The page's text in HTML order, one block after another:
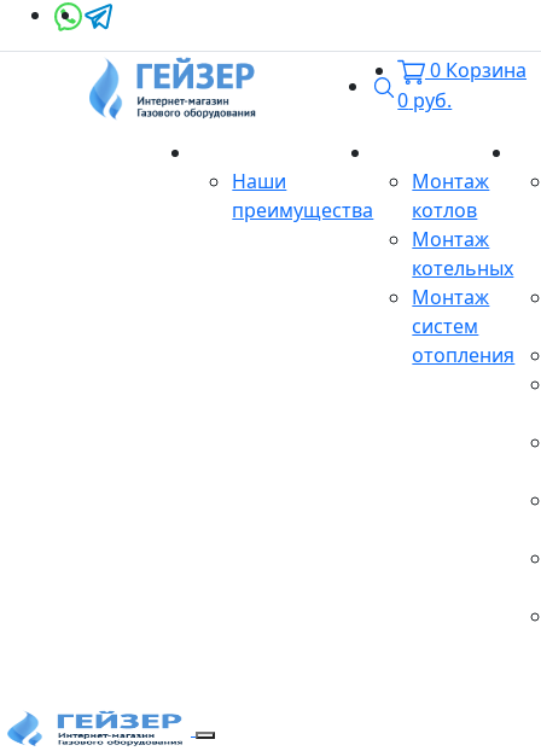
Поиск
0 Корзина
0 руб.
Наши
преимущества
Монтаж
котлов
Монтаж
котельных
Монтаж
систем
отопления